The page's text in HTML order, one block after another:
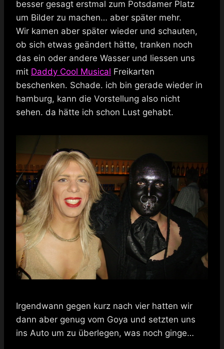
besser gesagt erstmal zum Potsdamer Platz
um Bilder zu machen… aber später mehr.
Wir kamen aber später wieder und schauten,
ob sich etwas geändert hätte, tranken noch
das ein oder andere Wasser und liessen uns
mit Daddy Cool Musical Freikarten
beschenken. Schade. ich bin gerade wieder in
hamburg, kann die Vorstellung also nicht
sehen. da hätte ich schon Lust gehabt.
Irgendwann gegen kurz nach vier hatten wir
dann aber genug vom Goya und setzten uns
ins Auto um zu überlegen, was noch ginge…